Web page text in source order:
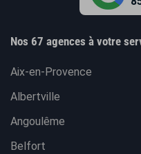
Nos 67 agences à votre
Aix-en-Provence
Albertville
Angoulême
Belfort